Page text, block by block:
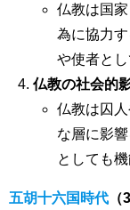
仏教は国
為に協力
や使者と
仏教の社会的
仏教は囚
な層に影
としても
五胡十六国時代